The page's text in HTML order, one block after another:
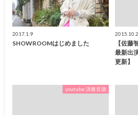
2017.1.9
SHOWROOMはじめました
【佐
最新出
更新】
youtube 演奏音源